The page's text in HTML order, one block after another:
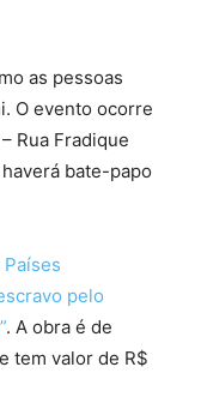
as pessoas
O evento ocorre
Rua Fradique
bate-papo
Países
pelo
. A obra é de
tem valor de R$